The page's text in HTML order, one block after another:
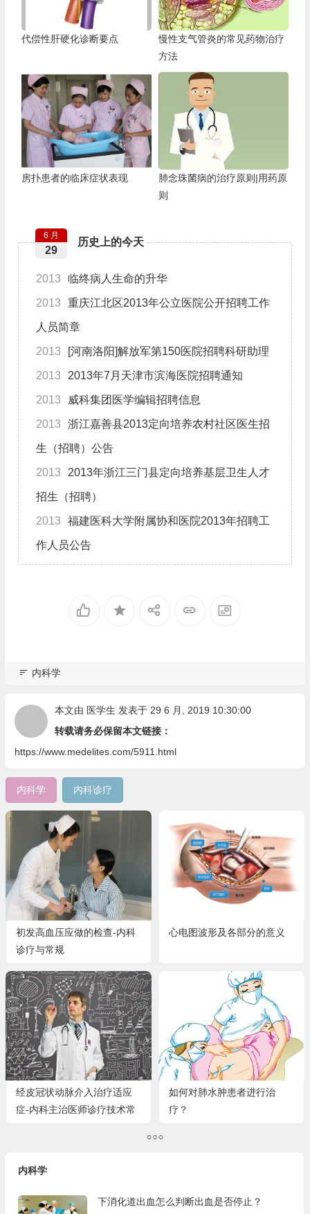
代偿性肝硬化诊断要点
慢性支气管炎的常见药物治疗
方法
房扑患者的临床症状表现
肺念珠菌病的治疗原则|用药原
则
历史上的今天
6 月
29
2013 临终病人生命的升华
2013 重庆江北区2013年公立医院公开招聘工作
人员简章
2013 [河南洛阳]解放军第150医院招聘科研助理
2013 2013年7月天津市滨海医院招聘通知
2013 威科集团医学编辑招聘信息
2013 浙江嘉善县2013定向培养农村社区医生招
生（招聘）公告
2013 2013年浙江三门县定向培养基层卫生人才
招生（招聘）
2013 福建医科大学附属协和医院2013年招聘工
作人员公告
内科学
本文由 医学生 发表于 29 6 月, 2019 10:30:00
转载请务必保留本文链接：
https://www.medelites.com/5911.html
内科学 内科诊疗
初发高血压应做的检查-内科
诊疗与常规
心电图波形及各部分的意义
经皮冠状动脉介入治疗适应
症-内科主治医师诊疗技术常
如何对肺水肿患者进行治
疗？
内科学
下消化道出血怎么判断出血是否停止？